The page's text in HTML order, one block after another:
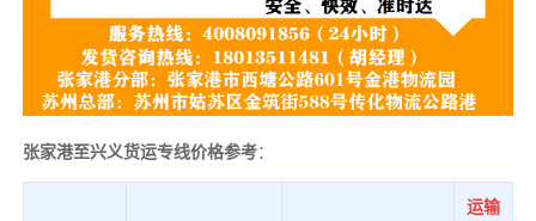
张家港至兴义货运专线价格参考：
运输